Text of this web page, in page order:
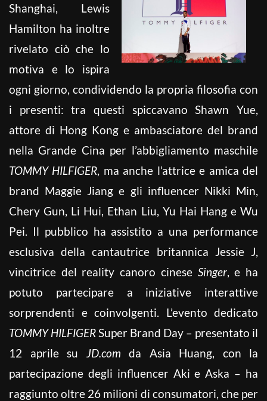
Shanghai, Lewis
Hamilton ha inoltre
rivelato ciò che lo
motiva e lo ispira
ogni giorno, condividendo la propria filosofia con
i presenti: tra questi spiccavano Shawn Yue,
attore di Hong Kong e ambasciatore del brand
nella Grande Cina per l’abbigliamento maschile
TOMMY HILFIGER, ma anche l’attrice e amica del
brand Maggie Jiang e gli influencer Nikki Min,
Chery Gun, Li Hui, Ethan Liu, Yu Hai Hang e Wu
Pei. Il pubblico ha assistito a una performance
esclusiva della cantautrice britannica Jessie J,
vincitrice del reality canoro cinese Singer, e ha
potuto partecipare a iniziative interattive
sorprendenti e coinvolgenti. L’evento dedicato
TOMMY HILFIGERSuper Brand Day – presentato il
12 aprile su JD.com da Asia Huang, con la
partecipazione degli influencer Aki e Aska – ha
raggiunto oltre 26 milioni di consumatori, che per